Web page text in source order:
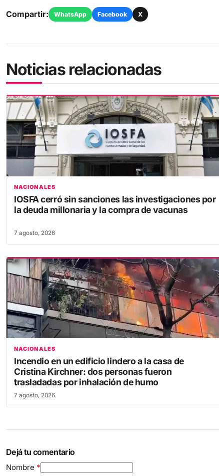
Compartir: WhatsApp Facebook X
Noticias relacionadas
IOSFA cerró sin sanciones las investigaciones por
la deuda millonaria y la compra de vacunas
Incendio en un edificio lindero a la casa de
Cristina Kirchner: dos personas fueron
trasladadas por inhalación de humo